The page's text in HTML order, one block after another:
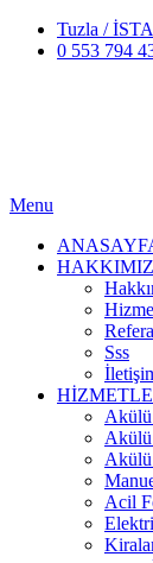
Tuzla /
0 553 794
Menu
Sss
Akülü
Acil